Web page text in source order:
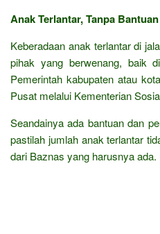
Anak Terlantar, Tanpa Bantuan
Keberadaan anak terlantar di
pihak yang berwenang, baik
Pemerintah kabupaten atau
Pusat melalui Kementerian
Seandainya ada bantuan dan
pastilah jumlah anak terlantar
dari Baznas yang harusnya ada.